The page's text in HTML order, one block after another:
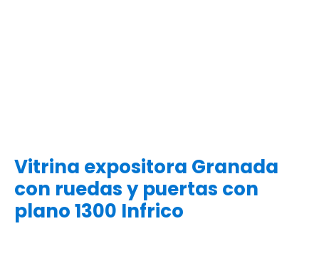
Vitrina expositora Granada
con ruedas y puertas con
plano 1300 Infrico